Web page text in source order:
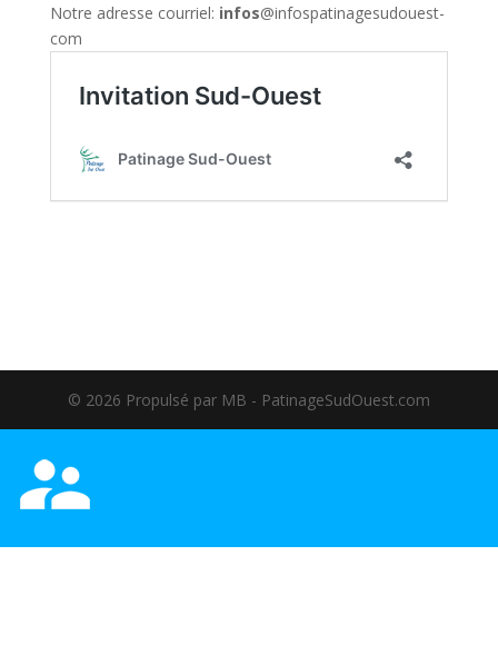
Notre adresse courriel: infos@infospatinagesudouest-
com
©️ 2026 Propulsé par MB - PatinageSudOuest.com